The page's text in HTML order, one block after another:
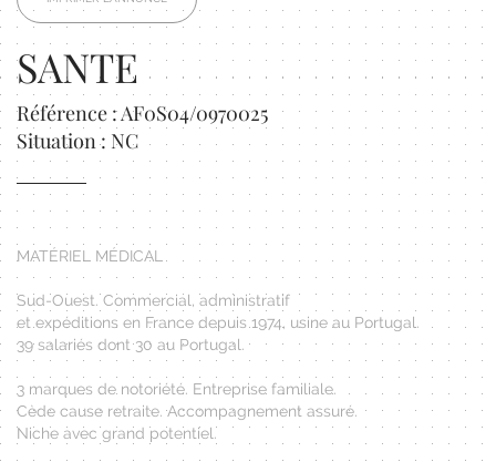
SANTE
Référence : AF0S04/0970025
Situation : NC
MATÉRIEL MÉDICAL
Sud-Ouest. Commercial, administratif
et expéditions en France depuis 1974, usine au Portugal.
39 salariés dont 30 au Portugal.
3 marques de notoriété. Entreprise familiale.
Cède cause retraite. Accompagnement assuré.
Niche avec grand potentiel.